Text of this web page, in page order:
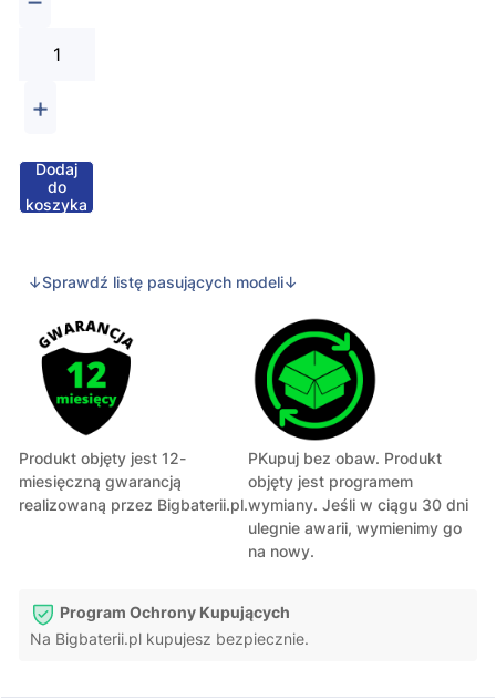
+
Dodaj
do
koszyka
↓Sprawdź listę pasujących modeli↓
Produkt objęty jest 12-
miesięczną gwarancją
realizowaną przez Bigbaterii.pl.
PKupuj bez obaw. Produkt
objęty jest programem
wymiany. Jeśli w ciągu 30 dni
ulegnie awarii, wymienimy go
na nowy.
Program Ochrony Kupujących
Na Bigbaterii.pl kupujesz bezpiecznie.